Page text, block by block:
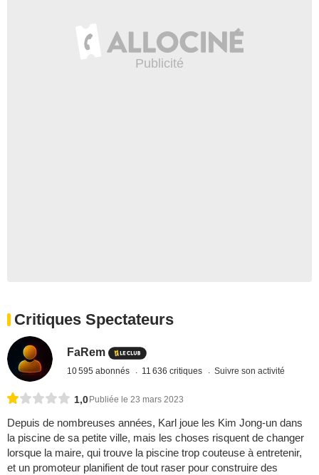
Critiques Spectateurs
FaRem
10 595 abonnés 11 636 critiques Suivre son activité
1,0 Publiée le 23 mars 2023
Depuis de nombreuses années, Karl joue les Kim Jong-un dans
la piscine de sa petite ville, mais les choses risquent de changer
lorsque la maire, qui trouve la piscine trop couteuse à entretenir,
et un promoteur planifient de tout raser pour construire des